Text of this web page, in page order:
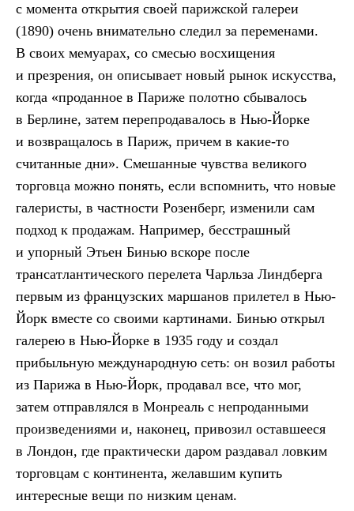
с момента открытия своей парижской галереи
(1890) очень внимательно следил за переменами.
В своих мемуарах, со смесью восхищения
и презрения, он описывает новый рынок искусства,
когда «проданное в Париже полотно сбывалось
в Берлине, затем перепродавалось в Нью-Йорке
и возвращалось в Париж, причем в какие-то
считанные дни». Смешанные чувства великого
торговца можно понять, если вспомнить, что новые
галеристы, в частности Розенберг, изменили сам
подход к продажам. Например, бесстрашный
и упорный Этьен Бинью вскоре после
трансатлантического перелета Чарльза Линдберга
первым из французских маршанов прилетел в Нью-
Йорк вместе со своими картинами. Бинью открыл
галерею в Нью-Йорке в 1935 году и создал
прибыльную международную сеть: он возил работы
из Парижа в Нью-Йорк, продавал все, что мог,
затем отправлялся в Монреаль с непроданными
произведениями и, наконец, привозил оставшееся
в Лондон, где практически даром раздавал ловким
торговцам с континента, желавшим купить
интересные вещи по низким ценам.